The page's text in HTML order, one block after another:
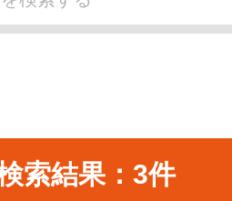
索結果：3件